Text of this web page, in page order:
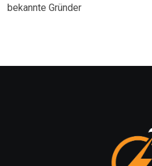
bekannte Gründer